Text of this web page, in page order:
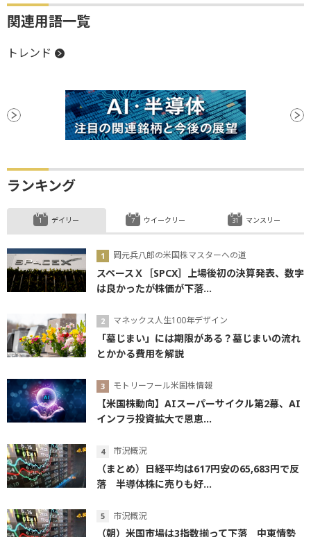
関連用語一覧
トレンド
ランキング
デイリー
岡元兵八郎の米国株マスターへの道
スペースＸ［SPCX］上場後初の決算発表、数字
は良かったが株価が下落...
マネックス人生100年デザイン
「墓じまい」には期限がある？墓じまいの流れ
とかかる費用を解説
モトリーフール米国株情報
【米国株動向】AIスーパーサイクル第2幕、AI
インフラ投資拡大で恩恵...
市況概況
（まとめ）日経平均は617円安の65,683円で反
落 半導体株に売りも好...
市況概況
（朝）米国市場は3指数揃って下落 中東情勢
ウイークリー マンスリー